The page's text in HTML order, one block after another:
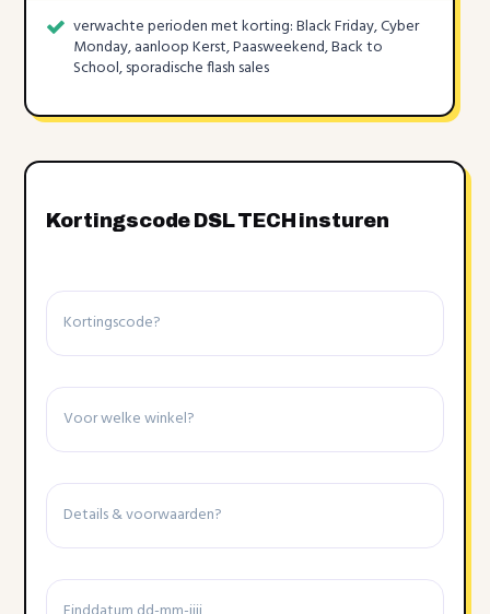
verwachte perioden met korting: Black Friday, Cyber
Monday, aanloop Kerst, Paasweekend, Back to
School, sporadische flash sales
Kortingscode DSL TECH insturen
Kortingscode
Winkel
Details
voorwaarden
Einddatum